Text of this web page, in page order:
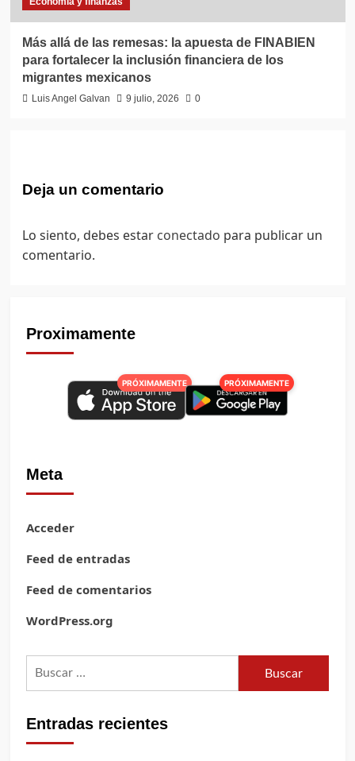
Más allá de las remesas: la apuesta de FINABIEN
para fortalecer la inclusión financiera de los
migrantes mexicanos
Luis Angel Galvan 9 julio, 2026 0
Deja un comentario
Lo siento, debes estar conectado para publicar un
comentario.
Proximamente
PRÓXIMAMENTE PRÓXIMAMENTE
Meta
Acceder
Feed de entradas
Feed de comentarios
WordPress.org
Buscar:
Entradas recientes